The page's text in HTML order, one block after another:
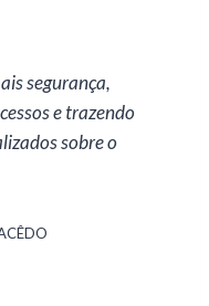
segurança,
e trazendo
sobre o